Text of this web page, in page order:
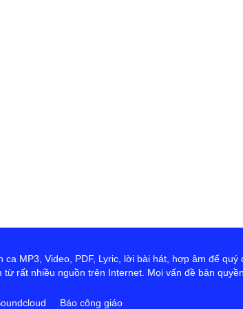
MP3, Video, PDF, Lyric, lời bài hát, hợp âm để
rất nhiều nguồn trên Internet. Mọi vấn đề bản
Báo công giáo